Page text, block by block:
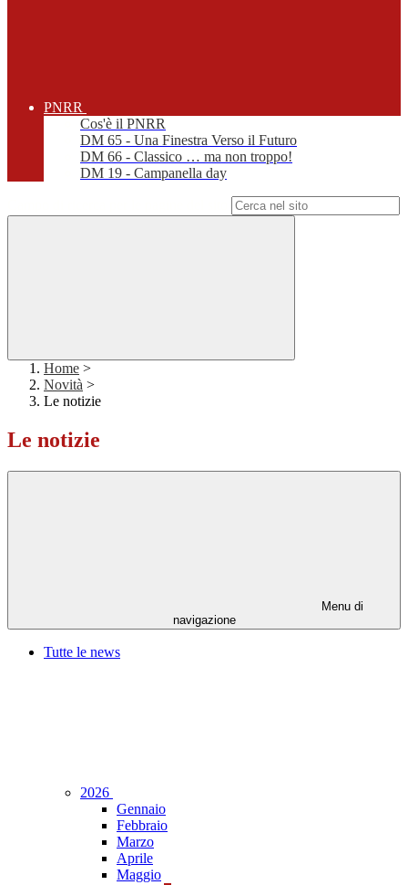
PNRR
Cos'è il PNRR
DM 65 - Una Finestra Verso il Futuro
DM 66 - Classico … ma non troppo!
DM 19 - Campanella day
Home >
Novità >
Le notizie
Le notizie
Menu di
navigazione
Tutte le news
2026
Gennaio
Febbraio
Marzo
Aprile
Maggio